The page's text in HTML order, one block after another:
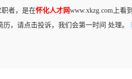
者，是在怀化人才网www.xkzg.com上看
历，请点击投诉，我们会第一时间 处理。